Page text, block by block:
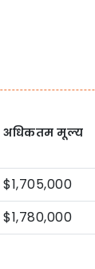
अधिकतम मूल्य
$1,705,000
$1,780,000